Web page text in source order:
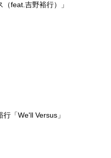
feat.吉野裕行）」
「We'll Versus」